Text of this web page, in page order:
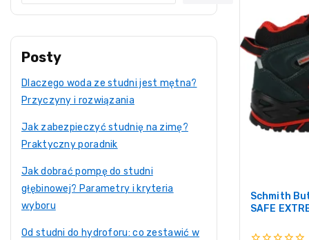
Schmith
SAFE
Posty
Dlaczego woda ze studni jest mętna?
Przyczyny i rozwiązania
Jak zabezpieczyć studnię na zimę?
Praktyczny poradnik
Jak dobrać pompę do studni
głębinowej? Parametry i kryteria
wyboru
Od studni do hydroforu: co zestawić w